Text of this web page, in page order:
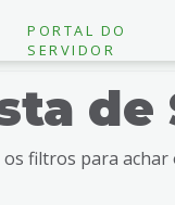
PORTAL DO
SERVIDOR
de
os filtros para